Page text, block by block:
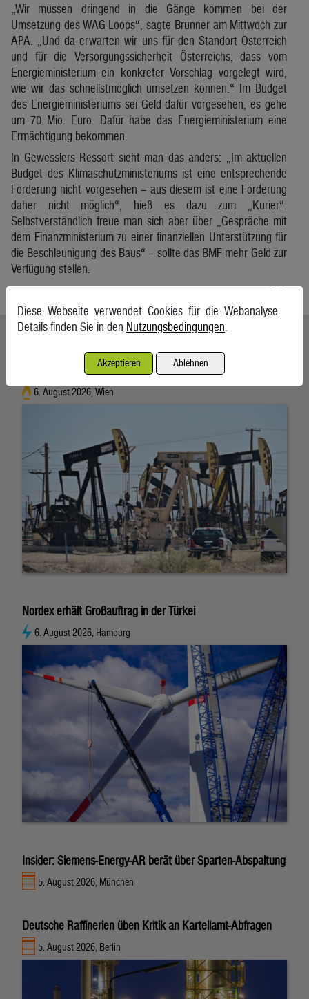
„Wir müssen dringend in die Gänge kommen bei der
Umsetzung des WAG-Loops“, sagte Brunner am Mittwoch zur
APA. „Und da erwarten wir uns für den Standort Österreich
und für die Versorgungssicherheit Österreichs, dass vom
Energieministerium ein konkreter Vorschlag vorgelegt wird,
wie wir das schnellstmöglich umsetzen können.“ Im Budget
des Energieministeriums sei Geld dafür vorgesehen, es gehe
um 70 Mio. Euro. Dafür habe das Energieministerium eine
Ermächtigung bekommen.
In Gewesslers Ressort sieht man das anders: „Im aktuellen
Budget des Klimaschutzministeriums ist eine entsprechende
Förderung nicht vorgesehen – aus diesem ist eine Förderung
daher nicht möglich“, hieß es dazu zum „Kurier“.
Selbstverständlich freue man sich aber über „Gespräche mit
dem Finanzministerium zu einer finanziellen Unterstützung für
die Beschleunigung des Baus“ – sollte das BMF mehr Geld zur
Verfügung stellen.
APA
Ähnliche Artikel weiterlesen
Ölpreise wenig bewegt
6. August 2026, Wien
Nordex erhält Großauftrag in der Türkei
6. August 2026, Hamburg
Insider: Siemens-Energy-AR berät über Sparten-Abspaltung
5. August 2026, München
Deutsche Raffinerien üben Kritik an Kartellamt-Abfragen
5. August 2026, Berlin
Diese Webseite verwendet Cookies für die Webanalyse.
Details finden Sie in den Nutzungsbedingungen.
Akzeptieren Ablehnen